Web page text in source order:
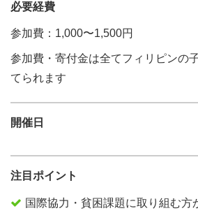
必要経費
参加費：1,000〜1,500円
参加費・寄付金は全てフィリピンの
てられます
開催日
注目ポイント
国際協力・貧困課題に取り組む方